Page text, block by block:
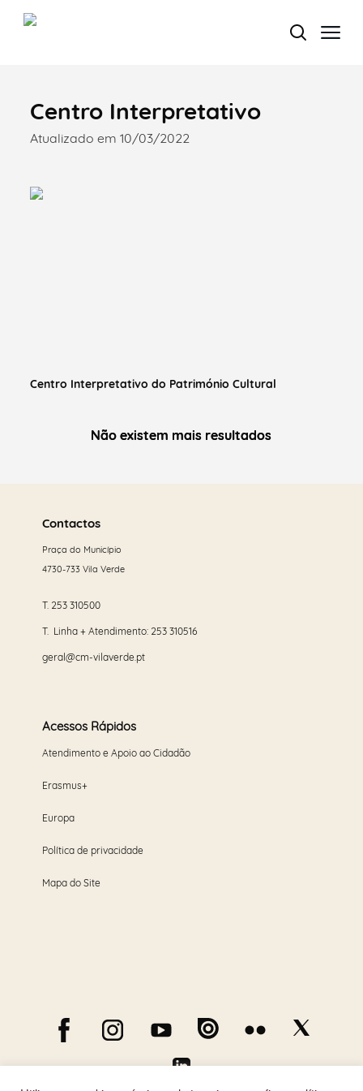
Termo de Pesquisa
Centro Interpretativo
Atualizado em 10/03/2022
Centro Interpretativo do Património Cultural
Não existem mais resultados
Não existem mais resultados
maisContactos
Praça do Município
4730-733 Vila Verde
T. 253 310500
T. Linha + Atendimento: 253 310516
geral@cm-vilaverde.pt
Acessos Rápidos
Atendimento e Apoio ao Cidadão
Erasmus+
Europa
Política de privacidade
Mapa do Site